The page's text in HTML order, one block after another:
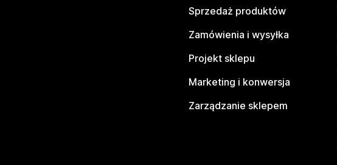
Sprzedaż produktów
Zamówienia i wysyłka
Projekt sklepu
Marketing i konwersja
Zarządzanie sklepem